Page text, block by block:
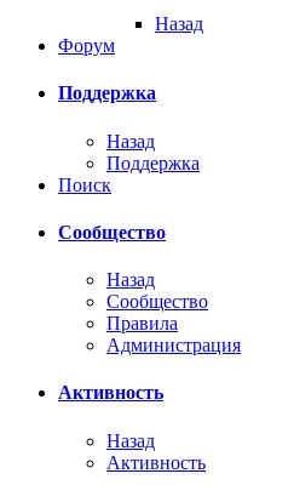
Назад
Форум
Поддержка
Назад
Поддержка
Поиск
Сообщество
Назад
Сообщество
Правила
Администрация
Активность
Назад
Активность